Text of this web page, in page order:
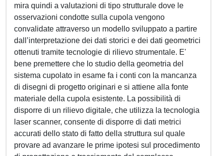
mira quindi a valutazioni di tipo strutturale dove le
osservazioni condotte sulla cupola vengono
convalidate attraverso un modello sviluppato a partire
dall’interpretazione dei dati storici e dei dati geometrici
ottenuti tramite tecnologie di rilievo strumentale. E'
bene premettere che lo studio della geometria del
sistema cupolato in esame fa i conti con la mancanza
di disegni di progetto originari e si attiene alla fonte
materiale della cupola esistente. La possibilità di
disporre di un rilievo digitale, che utilizza la tecnologia
laser scanner, consente di disporre di dati metrici
accurati dello stato di fatto della struttura sul quale
provare ad avanzare le prime ipotesi sul procedimento